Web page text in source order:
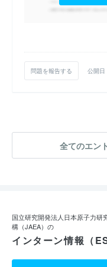
問題を報告する 公開
全てのエン
国立研究開発法人日本原子力研
構（JAEA）の
インターン情報（